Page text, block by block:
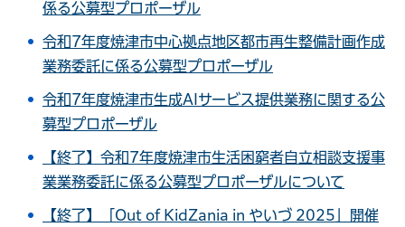
係る公募型プロポーザル
令和7年度焼津市中心拠点地区都市再生整備計画作成
業務委託に係る公募型プロポーザル
令和7年度焼津市生成AIサービス提供業務に関する公
募型プロポーザル
【終了】令和7年度焼津市生活困窮者自立相談支援事
業業務委託に係る公募型プロポーザルについて
【終了】「Out of KidZania in やいづ 2025」開催